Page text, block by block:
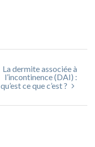
La dermite associée à
l’incontinence (DAI) :
qu’est ce que c’est ?